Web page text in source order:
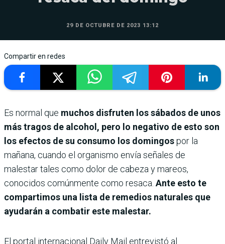
29 DE OCTUBRE DE 2023 13:12
Compartir en redes
Es normal que muchos disfruten los sábados de unos
más tragos de alcohol, pero lo negativo de esto son
los efectos de su consumo los domingospor la
mañana, cuando el organismo envía señales de
malestar tales como dolor de cabeza y mareos,
conocidos comúnmente como resaca. Ante esto te
compartimos una lista de remedios naturales que
ayudarán a combatir este malestar.
El portal internacional Daily Mail entrevistó al